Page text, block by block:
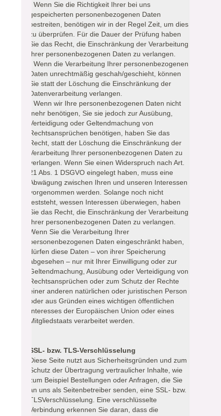
- Wenn Sie die Richtigkeit Ihrer bei uns
gespeicherten personenbezogenen Daten
bestreiten, benötigen wir in der Regel Zeit, um dies
zu überprüfen. Für die Dauer der Prüfung haben
Sie das Recht, die Einschränkung der Verarbeitung
Ihrer personenbezogenen Daten zu verlangen.
- Wenn die Verarbeitung Ihrer personenbezogenen
Daten unrechtmäßig geschah/geschieht, können
Sie statt der Löschung die Einschränkung der
Datenverarbeitung verlangen.
- Wenn wir Ihre personenbezogenen Daten nicht
mehr benötigen, Sie sie jedoch zur Ausübung,
Verteidigung oder Geltendmachung von
Rechtsansprüchen benötigen, haben Sie das
Recht, statt der Löschung die Einschränkung der
Verarbeitung Ihrer personenbezogenen Daten zu
verlangen. Wenn Sie einen Widerspruch nach Art.
21 Abs. 1 DSGVO eingelegt haben, muss eine
Abwägung zwischen Ihren und unseren Interessen
vorgenommen werden. Solange noch nicht
feststeht, wessen Interessen überwiegen, haben
Sie das Recht, die Einschränkung der Verarbeitung
Ihrer personenbezogenen Daten zu verlangen.
Wenn Sie die Verarbeitung Ihrer
personenbezogenen Daten eingeschränkt haben,
dürfen diese Daten – von ihrer Speicherung
abgesehen – nur mit Ihrer Einwilligung oder zur
Geltendmachung, Ausübung oder Verteidigung von
Rechtsansprüchen oder zum Schutz der Rechte
einer anderen natürlichen oder juristischen Person
oder aus Gründen eines wichtigen öffentlichen
Interesses der Europäischen Union oder eines
Mitgliedstaats verarbeitet werden.
SSL- bzw. TLS-Verschlüsselung
Diese Seite nutzt aus Sicherheitsgründen und zum
Schutz der Übertragung vertraulicher Inhalte, wie
zum Beispiel Bestellungen oder Anfragen, die Sie
an uns als Seitenbetreiber senden, eine SSL- bzw.
TLSVerschlüsselung. Eine verschlüsselte
Verbindung erkennen Sie daran, dass die